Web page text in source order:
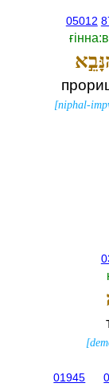
05012
[niphal-
[
01945